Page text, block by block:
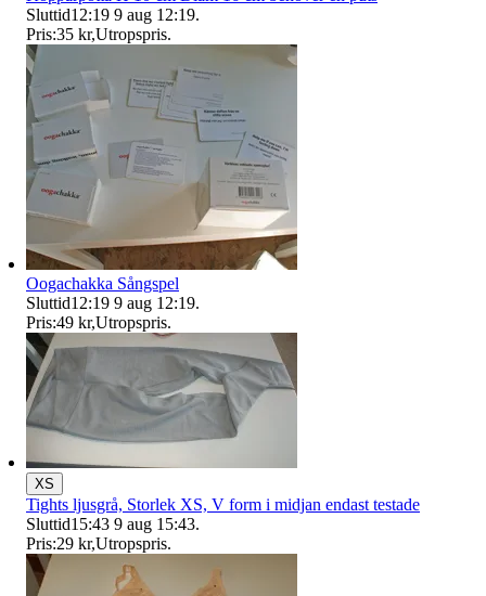
Sluttid12:19 9 aug 12:19.
Pris:35 kr,Utropspris.
Oogachakka Sångspel
Sluttid12:19 9 aug 12:19.
Pris:49 kr,Utropspris.
XS
Tights ljusgrå, Storlek XS, V form i midjan endast testade
Sluttid15:43 9 aug 15:43.
Pris:29 kr,Utropspris.